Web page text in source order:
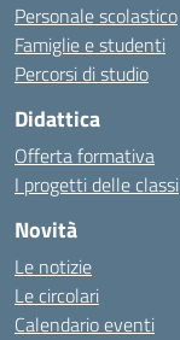
Personale scolastico
Famiglie e studenti
Percorsi di studio
Didattica
Offerta formativa
I progetti delle classi
Novità
Le notizie
Le circolari
Calendario eventi